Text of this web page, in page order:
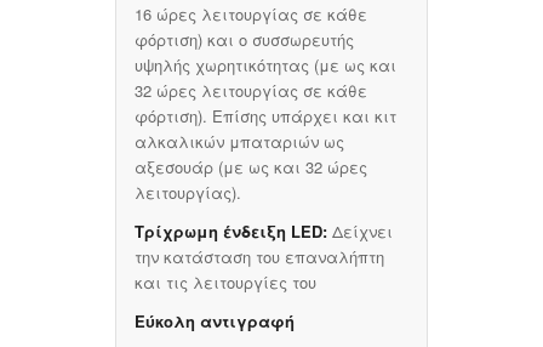
16 ώρες λειτουργίας σε κάθε
φόρτιση) και ο συσσωρευτής
υψηλής χωρητικότητας (με ως και
32 ώρες λειτουργίας σε κάθε
φόρτιση). Επίσης υπάρχει και κιτ
αλκαλικών μπαταριών ως
αξεσουάρ (με ως και 32 ώρες
λειτουργίας).
Τρίχρωμη ένδειξη LED: Δείχνει
την κατάσταση του επαναλήπτη
και τις λειτουργίες του
Εύκολη αντιγραφή